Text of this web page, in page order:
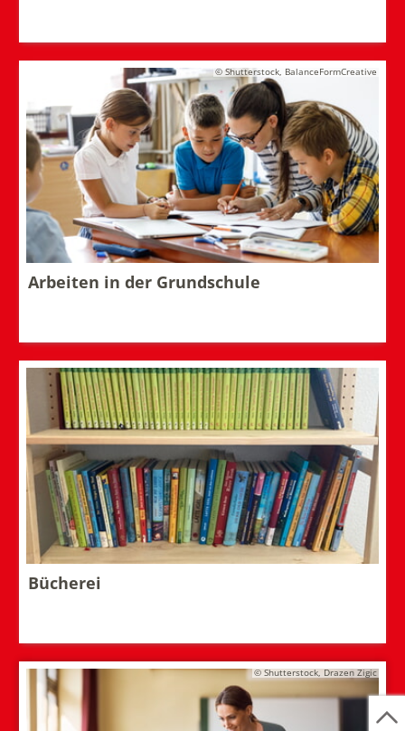
Arbeiten in der Grundschule
© Shutterstock, BalanceFormCreative
Bücherei
© Shutterstock, Drazen Zigic